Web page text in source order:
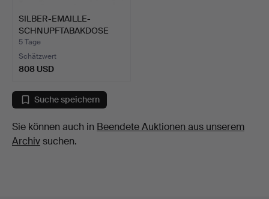
SILBER-EMAILLE-
SCHNUPFTABAKDOSE
MIT AKT.
5 Tage
Schätzwert
808 USD
Suche speichern
Sie können auch in Beendete Auktionen aus unserem
Archivsuchen.